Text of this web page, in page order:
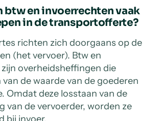
btw en invoerrechten vaak
in de transportofferte?
richten zich doorgaans op de
(het vervoer). Btw en
overheidsheffingen die
de waarde van de goederen
Omdat deze losstaan van de
van de vervoerder, worden ze